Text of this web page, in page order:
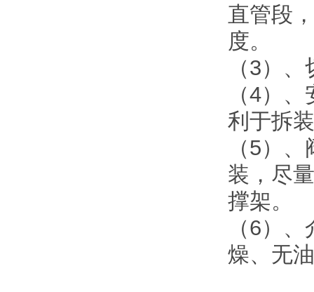
直管段
度。
（3）
（4）
利于拆
（5）
装，尽
撑架。
（6）
燥、无